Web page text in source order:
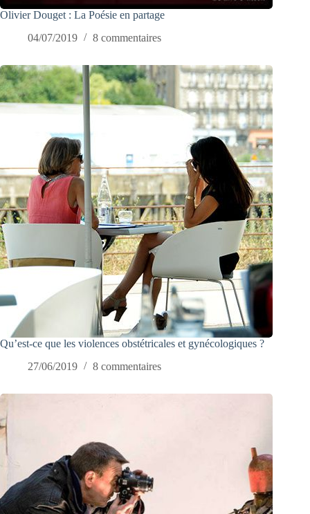
Olivier Douget : La Poésie en partage
04/07/2019
8 commentaires
Qu’est-ce que les violences obstétricales et gynécologiques ?
27/06/2019
8 commentaires